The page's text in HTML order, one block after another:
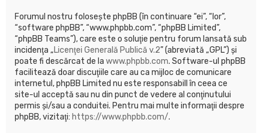
Forumul nostru foloseşte phpBB (în continuare “ei”, “lor”,
“software phpBB”, “www.phpbb.com”, “phpBB Limited”,
“phpBB Teams”), care este o soluţie pentru forum lansată sub
incidenţa „Licenţei Generală Publică v.2” (abreviată „GPL”) şi
poate fi descărcat de la www.phpbb.com. Software-ul phpBB
facilitează doar discuţiile care au ca mijloc de comunicare
internetul, phpBB Limited nu este responsabill în ceea ce
site-ul acceptă sau nu din punct de vedere al conţinutului
permis şi/sau a conduitei. Pentru mai multe informaţii despre
phpBB, vizitaţi: https://www.phpbb.com/.